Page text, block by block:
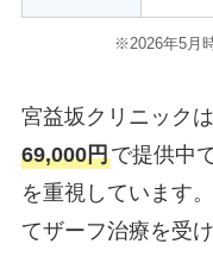
※2026年5月
宮益坂クリニックは
69,000円で提供中
を重視しています
てザーフ治療を受